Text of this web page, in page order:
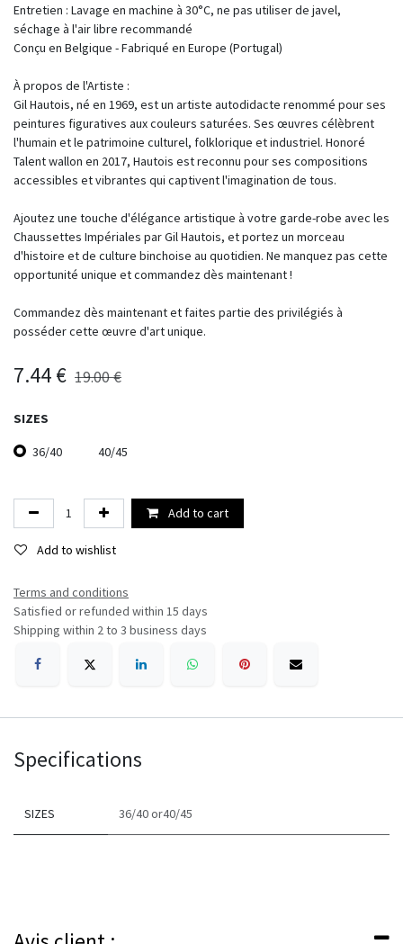
Entretien : Lavage en machine à 30°C, ne pas utiliser de javel,
séchage à l'air libre recommandé
Conçu en Belgique - Fabriqué en Europe (Portugal)
À propos de l'Artiste :
Gil Hautois, né en 1969, est un artiste autodidacte renommé pour ses
peintures figuratives aux couleurs saturées. Ses œuvres célèbrent
l'humain et le patrimoine culturel, folklorique et industriel. Honoré
Talent wallon en 2017, Hautois est reconnu pour ses compositions
accessibles et vibrantes qui captivent l'imagination de tous.
Ajoutez une touche d'élégance artistique à votre garde-robe avec les
Chaussettes Impériales par Gil Hautois, et portez un morceau
d'histoire et de culture binchoise au quotidien. Ne manquez pas cette
opportunité unique et commandez dès maintenant !
Commandez dès maintenant et faites partie des privilégiés à
posséder cette œuvre d'art unique.
7.44 € 19.00€
SIZES
36/40 40/45
Add to cart
Add to wishlist
Terms and conditions​
Satisfied or refunded within 15 days
Shipping within 2 to 3 business days
Specifications
SIZES 36/40or​40/45